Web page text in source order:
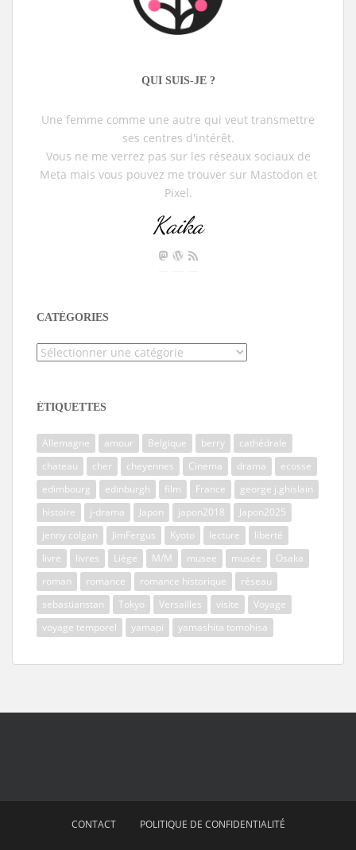
QUI SUIS-JE ?
Une femme comme une autre qui veut transmettre
ses centres d'intérêt.
Vous ne me verrez pas sur les réseaux sociaux de
Meta mais vous pouvez me trouver sur Mastodon et
Pixel.
Kaika
CATÉGORIES
Catégories
ÉTIQUETTES
Allemagne amour Belgique berry
cathédrale
chateau
cher cheyennes Cinema drama
ecosse
edimbourg
edinburgh film France
george j.ghislain
histoire
j-drama Japon japon2018
Japon2025
jenny colgan
JimFergus Kyoto lecture
liberté
livre
livres Liège M/M musee musée
Osaka
roman
romance romance historique
réseau
sebastianstan
Tokyo Versailles visite
Voyage
voyage temporel
yamapi yamashita tomohisa
CONTACT POLITIQUE DE CONFIDENTIALITÉ